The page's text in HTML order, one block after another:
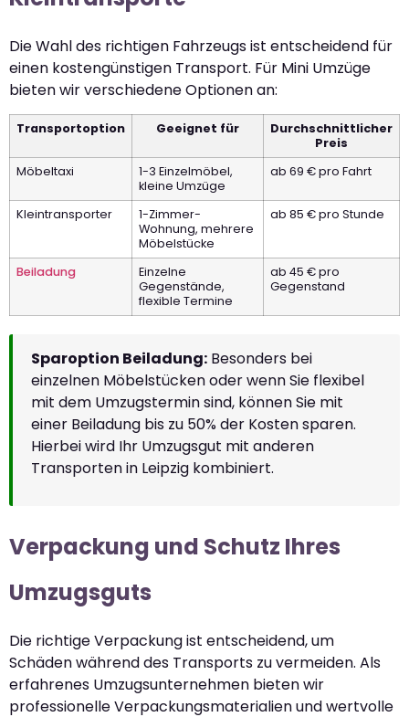
Die Wahl des richtigen Fahrzeugs ist entscheidend für
einen kostengünstigen Transport. Für Mini Umzüge
bieten wir verschiedene Optionen an:
Transportoption Geeignet für
Durchschnittlicher
Preis
Möbeltaxi
1-3 Einzelmöbel,
kleine Umzüge
ab 69 € pro Fahrt
Kleintransporter
1-Zimmer-
Wohnung, mehrere
Möbelstücke
ab 85 € pro Stunde
Beiladung
Einzelne
Gegenstände,
flexible Termine
ab 45 € pro
Gegenstand
Sparoption Beiladung: Besonders bei
einzelnen Möbelstücken oder wenn Sie flexibel
mit dem Umzugstermin sind, können Sie mit
einer Beiladung bis zu 50% der Kosten sparen.
Hierbei wird Ihr Umzugsgut mit anderen
Transporten in Leipzig kombiniert.
Verpackung und Schutz Ihres
Umzugsguts
Die richtige Verpackung ist entscheidend, um
Schäden während des Transports zu vermeiden. Als
erfahrenes Umzugsunternehmen bieten wir
professionelle Verpackungsmaterialien und wertvolle